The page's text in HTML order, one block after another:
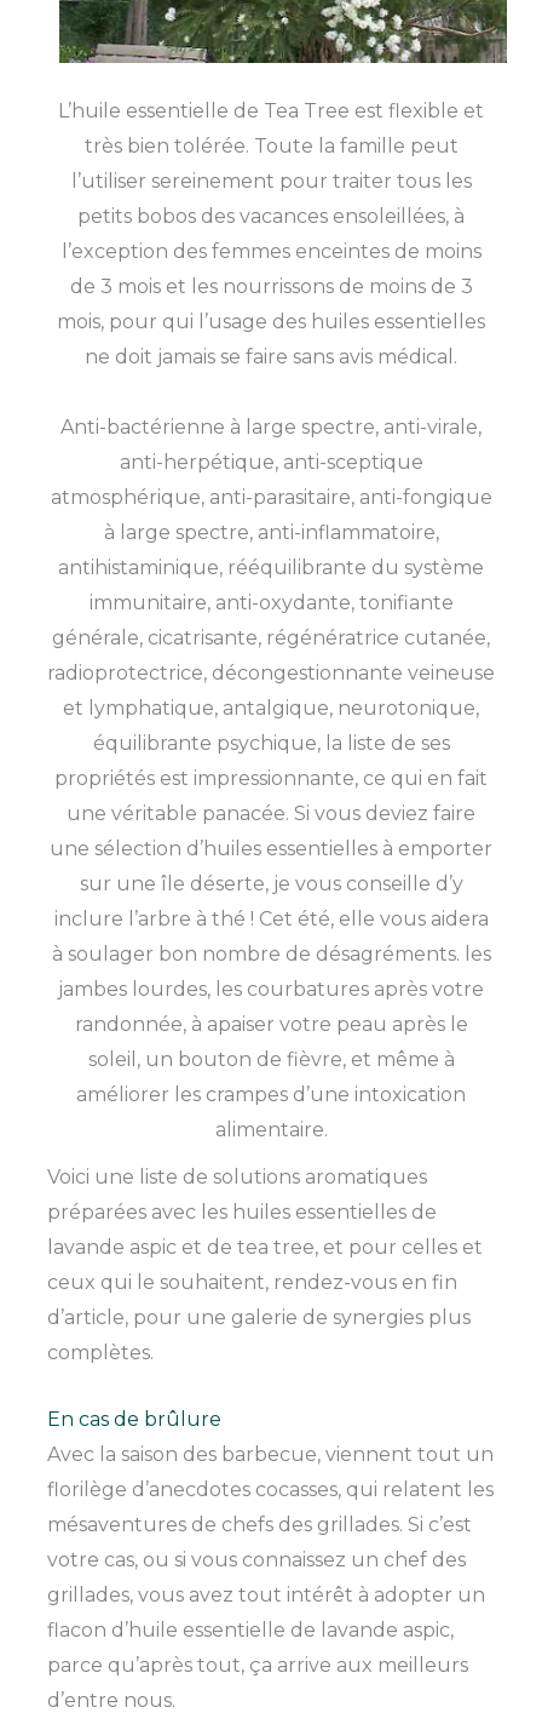
L’huile essentielle de Tea Tree est flexible et
très bien tolérée. Toute la famille peut
l’utiliser sereinement pour traiter tous les
petits bobos des vacances ensoleillées, à
l’exception des femmes enceintes de moins
de 3 mois et les nourrissons de moins de 3
mois, pour qui l’usage des huiles essentielles
ne doit jamais se faire sans avis médical.
Anti-bactérienne à large spectre, anti-virale,
anti-herpétique, anti-sceptique
atmosphérique, anti-parasitaire, anti-fongique
à large spectre, anti-inflammatoire,
antihistaminique, rééquilibrante du système
immunitaire, anti-oxydante, tonifiante
générale, cicatrisante, régénératrice cutanée,
radioprotectrice, décongestionnante veineuse
et lymphatique, antalgique, neurotonique,
équilibrante psychique, la liste de ses
propriétés est impressionnante, ce qui en fait
une véritable panacée. Si vous deviez faire
une sélection d’huiles essentielles à emporter
sur une île déserte, je vous conseille d’y
inclure l’arbre à thé ! Cet été, elle vous aidera
à soulager bon nombre de désagréments. les
jambes lourdes, les courbatures après votre
randonnée, à apaiser votre peau après le
soleil, un bouton de fièvre, et même à
améliorer les crampes d’une intoxication
alimentaire.
Voici une liste de solutions aromatiques
préparées avec les huiles essentielles de
lavande aspic et de tea tree, et pour celles et
ceux qui le souhaitent, rendez-vous en fin
d’article, pour une galerie de synergies plus
complètes.
En cas de brûlure
Avec la saison des barbecue, viennent tout un
florilège d’anecdotes cocasses, qui relatent les
mésaventures de chefs des grillades. Si c’est
votre cas, ou si vous connaissez un chef des
grillades, vous avez tout intérêt à adopter un
flacon d’huile essentielle de lavande aspic,
parce qu’après tout, ça arrive aux meilleurs
d’entre nous.